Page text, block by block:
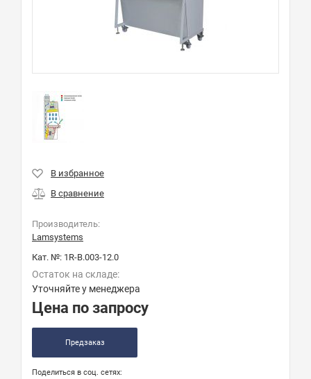
Производитель:
Lamsystems
Кат. №: 1R-В.003-12.0
Остаток на складе:
Уточняйте у менеджера
Цена по запросу
Предзаказ
Поделиться в соц. сетях: